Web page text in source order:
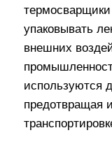
упаковывать
внешних
используются
предотвращая